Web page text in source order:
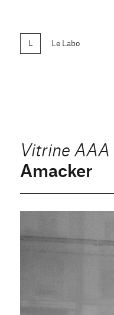
Le Labo
Vitrine AAA
Amacker